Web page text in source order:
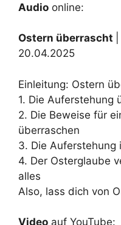
Audio online:
Ostern überrascht
20.04.2025
Einleitung: Ostern
1. Die Auferstehung
2. Die Beweise für
überraschen
3. Die
4. Der Osterglaube
alles
Also, lass dich von
Video auf YouTube: